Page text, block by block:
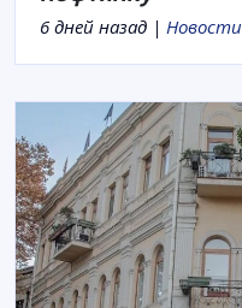
6 дней назад | Новости